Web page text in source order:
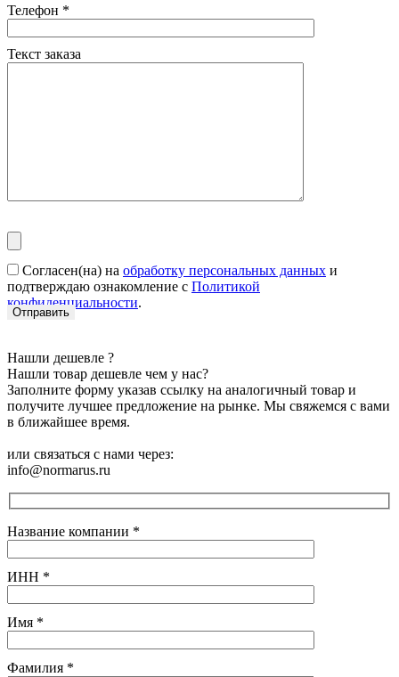
Телефон *
Текст заказа
Согласен(на) на обработку персональных данных и
подтверждаю ознакомление с Политикой
конфиденциальности.
Нашли дешевле ?
Нашли товар дешевле чем у нас?
Заполните форму указав ссылку на аналогичный товар и
получите лучшее предложение на рынке. Мы свяжемся с вами
в ближайшее время.
или связаться с нами через:
info@normarus.ru
Название компании *
ИНН *
Имя *
Фамилия *